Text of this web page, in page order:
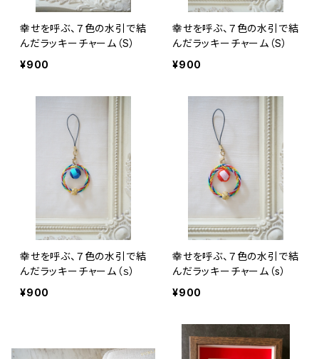
幸せを呼ぶ、７色の水引で結
んだラッキーチャーム（S）
¥900
幸せを呼ぶ、７色の水引で結
んだラッキーチャーム（S）
¥900
幸せを呼ぶ、７色の水引で結
んだラッキーチャーム（ｓ）
¥900
幸せを呼ぶ、７色の水引で結
んだラッキーチャーム（s）
¥900